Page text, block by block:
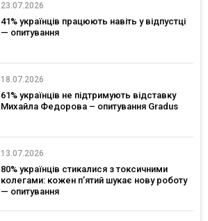
23.07.2026
41% українців працюють навіть у відпустці
— опитування
18.07.2026
61% українців не підтримують відставку
Михайла Федорова – опитування Gradus
13.07.2026
80% українців стикалися з токсичними
колегами: кожен п’ятий шукає нову роботу
— опитування